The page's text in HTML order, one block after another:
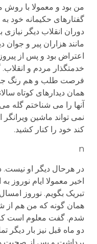
من بود و معمولا با روش
گفتارهای حکیمانه خود به
دوران انقلاب دیگر
مانند هزاران پیر و جوان
اعتراض بود و پس از
خدمتگذار مردم و انقلاب.
فرصت طلب و هم رنگ
همان دیدارهای کوتاه
آنها را می شناختم
نمی تواند ماشین
کند خود را کنار کشید.
n
اخیر معمولا ایام نوروز
تبریک بگویم. نوروز
همان گونه که من هم از
شدم. گفت معلوم است
دو ماه قبل نیز بار
برداشت و پس از صحبت